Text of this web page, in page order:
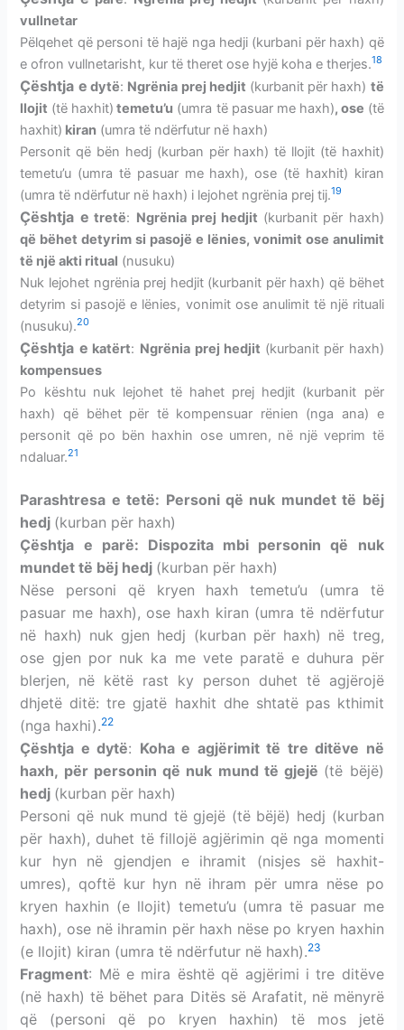
vullnetar
Pëlqehet që personi të hajë nga hedji (kurbani për haxh) që
e ofron vullnetarisht, kur të theret ose hyjë koha e therjes.18
Çështja e dytë: Ngrënia prej hedjit (kurbanit për haxh) të
llojit (të haxhit) temetu’u (umra të pasuar me haxh), ose (të
haxhit) kiran (umra të ndërfutur në haxh)
Personit që bën hedj (kurban për haxh) të llojit (të haxhit)
temetu’u (umra të pasuar me haxh), ose (të haxhit) kiran
(umra të ndërfutur në haxh) i lejohet ngrënia prej tij.19
Çështja e tretë: Ngrënia prej hedjit (kurbanit për haxh)
që bëhet detyrim si pasojë e lënies, vonimit ose anulimit
të një akti ritual (nusuku)
Nuk lejohet ngrënia prej hedjit (kurbanit për haxh) që bëhet
detyrim si pasojë e lënies, vonimit ose anulimit të një rituali
(nusuku).20
Çështja e katërt: Ngrënia prej hedjit (kurbanit për haxh)
kompensues
Po kështu nuk lejohet të hahet prej hedjit (kurbanit për
haxh) që bëhet për të kompensuar rënien (nga ana) e
personit që po bën haxhin ose umren, në një veprim të
ndaluar.21
Parashtresa e tetë: Personi që nuk mundet të bëj
hedj (kurban për haxh)
Çështja e parë: Dispozita mbi personin që nuk
mundet të bëj hedj (kurban për haxh)
Nëse personi që kryen haxh temetu’u (umra të
pasuar me haxh), ose haxh kiran (umra të ndërfutur
në haxh) nuk gjen hedj (kurban për haxh) në treg,
ose gjen por nuk ka me vete paratë e duhura për
blerjen, në këtë rast ky person duhet të agjërojë
dhjetë ditë: tre gjatë haxhit dhe shtatë pas kthimit
(nga haxhi).22
Çështja e dytë: Koha e agjërimit të tre ditëve në
haxh, për personin që nuk mund të gjejë (të bëjë)
hedj (kurban për haxh)
Personi që nuk mund të gjejë (të bëjë) hedj (kurban
për haxh), duhet të fillojë agjërimin që nga momenti
kur hyn në gjendjen e ihramit (nisjes së haxhit-
umres), qoftë kur hyn në ihram për umra nëse po
kryen haxhin (e llojit) temetu’u (umra të pasuar me
haxh), ose në ihramin për haxh nëse po kryen haxhin
(e llojit) kiran (umra të ndërfutur në haxh).23
Fragment: Më e mira është që agjërimi i tre ditëve
(në haxh) të bëhet para Ditës së Arafatit, në mënyrë
që (personi që po kryen haxhin) të mos jetë